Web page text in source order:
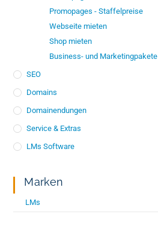
Promopages - Staffelpreise
Webseite mieten
Shop mieten
Business- und Marketingpakete
SEO
Domains
Domainendungen
Service & Extras
LMs Software
Marken
LMs